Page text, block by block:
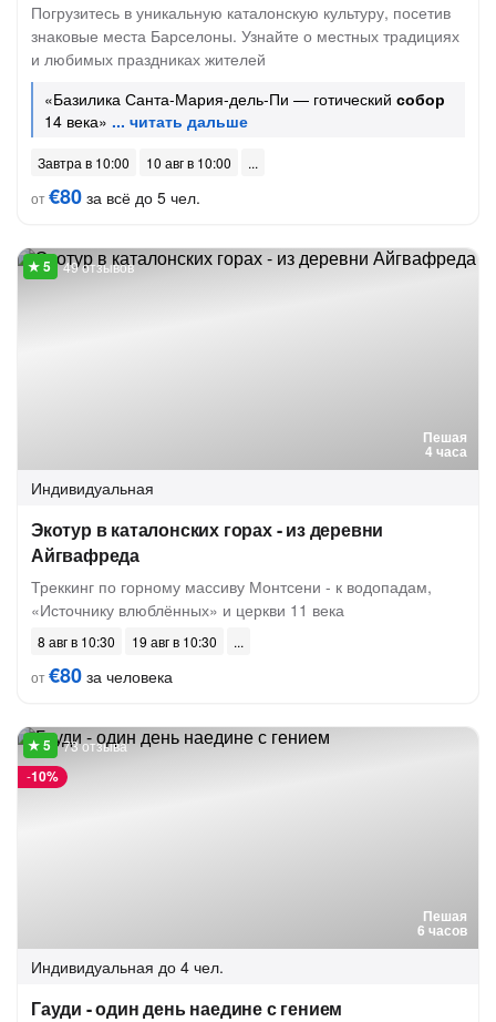
Погрузитесь в уникальную каталонскую культуру, посетив
знаковые места Барселоны. Узнайте о местных традициях
и любимых праздниках жителей
«Базилика Санта-Мария-дель-Пи — готический собор
14 века»
Завтра в 10:00
10 авг в 10:00
от€80 за всё до 5 чел.
Пешая
4 часа
49 отзывов
Индивидуальная
Экотур в каталонских горах - из деревни
Айгвафреда
Треккинг по горному массиву Монтсени - к водопадам,
«Источнику влюблённых» и церкви 11 века
8 авг в 10:30
19 авг в 10:30
от€80 за человека
Пешая
6 часов
-10%
73 отзыва
Индивидуальная до 4 чел.
Гауди - один день наедине с гением